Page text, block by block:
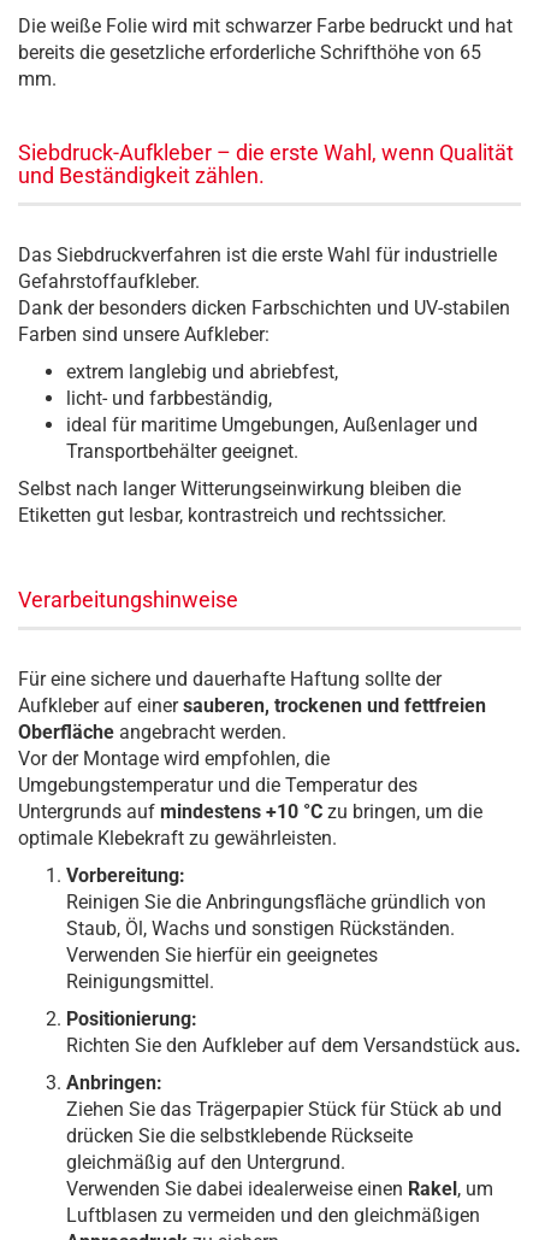
Die weiße Folie wird mit schwarzer Farbe bedruckt und hat
bereits die gesetzliche erforderliche Schrifthöhe von 65
mm.
Siebdruck-Aufkleber – die erste Wahl, wenn Qualität
und Beständigkeit zählen.
Das Siebdruckverfahren ist die erste Wahl für industrielle
Gefahrstoffaufkleber.
Dank der besonders dicken Farbschichten und UV-stabilen
Farben sind unsere Aufkleber:
extrem langlebig und abriebfest,
licht- und farbbeständig,
ideal für maritime Umgebungen, Außenlager und
Transportbehälter geeignet.
Selbst nach langer Witterungseinwirkung bleiben die
Etiketten gut lesbar, kontrastreich und rechtssicher.
Verarbeitungshinweise
Für eine sichere und dauerhafte Haftung sollte der
Aufkleber auf einersauberen, trockenen und fettfreien
Oberfläche angebracht werden.
Vor der Montage wird empfohlen, die
Umgebungstemperatur und die Temperatur des
Untergrunds auf mindestens +10 °C zu bringen, um die
optimale Klebekraft zu gewährleisten.
Vorbereitung:
Reinigen Sie die Anbringungsfläche gründlich von
Staub, Öl, Wachs und sonstigen Rückständen.
Verwenden Sie hierfür ein geeignetes
Reinigungsmittel.
Positionierung:
Richten Sie den Aufkleber auf dem Versandstück aus.
Anbringen:
Ziehen Sie das Trägerpapier Stück für Stück ab und
drücken Sie die selbstklebende Rückseite
gleichmäßig auf den Untergrund.
Verwenden Sie dabei idealerweise einen Rakel, um
Luftblasen zu vermeiden und den gleichmäßigen